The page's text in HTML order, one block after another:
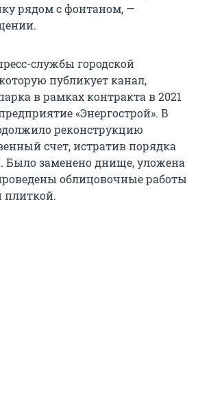
рядом с фонтаном, —
службы городской
публикует канал,
в рамках контракта в 2021
«Энергострой». В
реконструкцию
счет, истратив порядка
Было заменено днище, уложена
облицовочные работы
плиткой.